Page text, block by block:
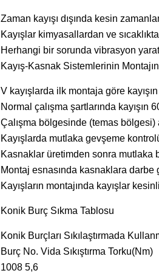
Zaman kayışı dışında kesin
Kayışlar kimyasallardan ve
Herhangi bir sorunda vibrasyon
Kayış-Kasnak Sistemlerinin
V kayışlarda ilk montaja göre
Normal çalışma şartlarında kayışın
Çalışma bölgesinde (temas bölgesi)
Kayışlarda mutlaka gevşeme kontrolü
Kasnaklar üretimden sonra mutlaka
Montaj esnasında kasnaklara
Kayışların montajında kayışlar
Konik Burç Sıkma Tablosu
Konik Burçları Sıkılaştırmada
Burç No. Vida Sıkıştırma Torku(Nm)
1008 5,6